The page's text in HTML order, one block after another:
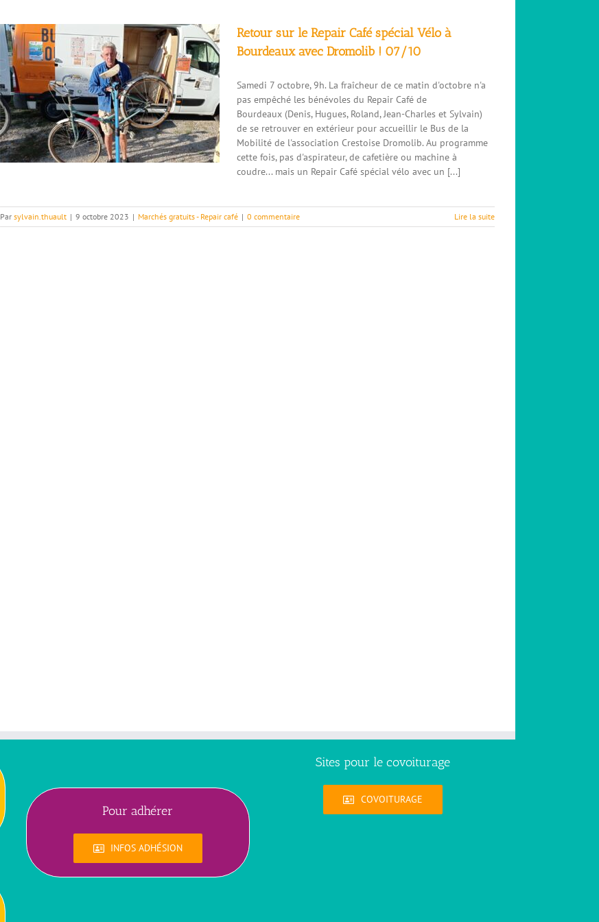
Retour sur le Repair Café spécial Vélo à
Bourdeaux avec Dromolib ! 07/10
Samedi 7 octobre, 9h. La fraîcheur de ce matin d'octobre n'a
pas empêché les bénévoles du Repair Café de
Bourdeaux (Denis, Hugues, Roland, Jean-Charles et Sylvain)
de se retrouver en extérieur pour accueillir le Bus de la
Mobilité de l'association Crestoise Dromolib. Au programme
cette fois, pas d'aspirateur, de cafetière ou machine à
coudre... mais un Repair Café spécial vélo avec un [...]
Parsylvain.thuault | 9 octobre 2023 | Marchés gratuits - Repair café | 0 commentaire Lire la suite
Pour adhérer
INFOS ADHÉSION
Sites pour le covoiturage
COVOITURAGE